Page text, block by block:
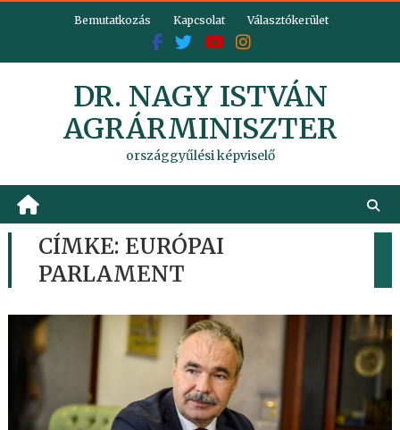
Bemutatkozás Kapcsolat Választókerület
DR. NAGY ISTVÁN
AGRÁRMINISZTER
országgyűlési képviselő
CÍMKE: EURÓPAI
PARLAMENT